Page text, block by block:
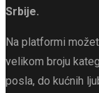
Srbije.
Na platformi
velikom broju
posla, do kućnih